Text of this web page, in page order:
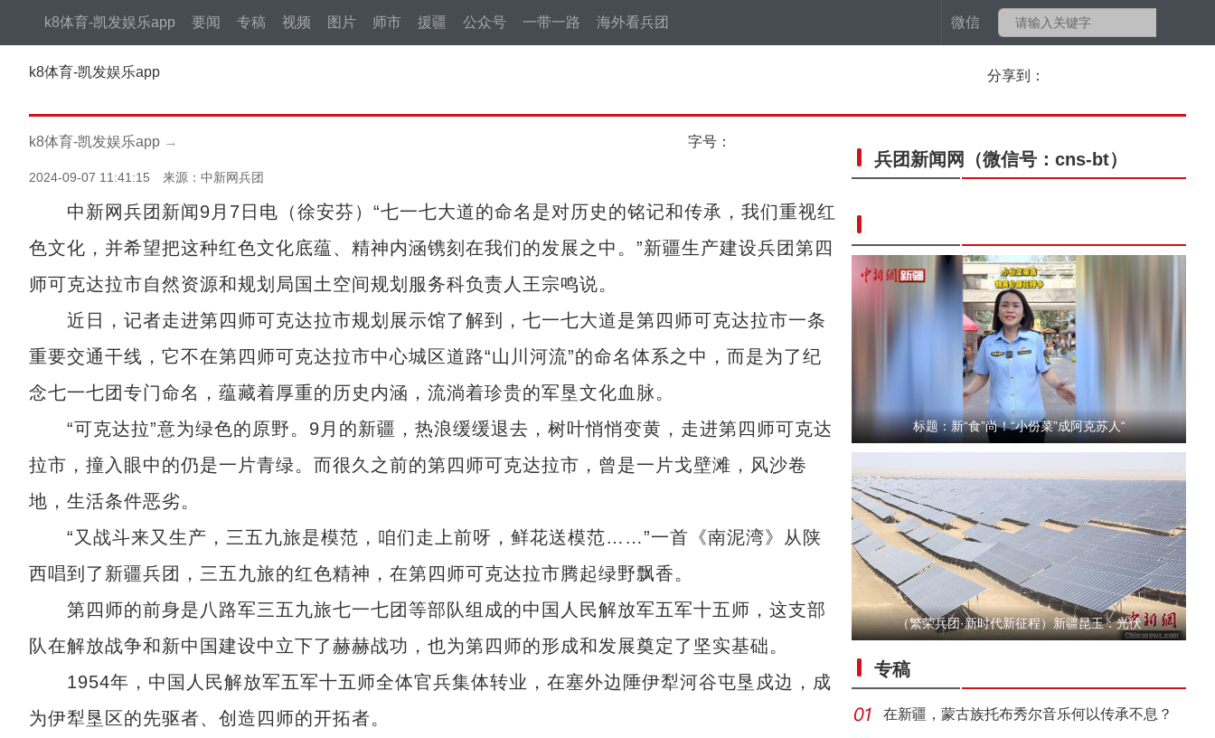
微信
k8体育-凯发娱乐app 要闻 专稿 视频 图片 师市 援疆 公众号 一带一路 海外看兵团
k8体育-凯发娱乐app 分享到：
k8体育-凯发娱乐app → 字号：
2024-09-07 11:41:15 来源：中新网兵团
中新网兵团新闻9月7日电（徐安芬）“七一七大道的命名是对历史的铭记和传承，我们重视红
色文化，并希望把这种红色文化底蕴、精神内涵镌刻在我们的发展之中。”新疆生产建设兵团第四
师可克达拉市自然资源和规划局国土空间规划服务科负责人王宗鸣说。
近日，记者走进第四师可克达拉市规划展示馆了解到，七一七大道是第四师可克达拉市一条
重要交通干线，它不在第四师可克达拉市中心城区道路“山川河流”的命名体系之中，而是为了纪
念七一七团专门命名，蕴藏着厚重的历史内涵，流淌着珍贵的军垦文化血脉。
“可克达拉”意为绿色的原野。9月的新疆，热浪缓缓退去，树叶悄悄变黄，走进第四师可克达
拉市，撞入眼中的仍是一片青绿。而很久之前的第四师可克达拉市，曾是一片戈壁滩，风沙卷
地，生活条件恶劣。
“又战斗来又生产，三五九旅是模范，咱们走上前呀，鲜花送模范……”一首《南泥湾》从陕
西唱到了新疆兵团，三五九旅的红色精神，在第四师可克达拉市腾起绿野飘香。
第四师的前身是八路军三五九旅七一七团等部队组成的中国人民解放军五军十五师，这支部
队在解放战争和新中国建设中立下了赫赫战功，也为第四师的形成和发展奠定了坚实基础。
1954年，中国人民解放军五军十五师全体官兵集体转业，在塞外边陲伊犁河谷屯垦戍边，成
为伊犁垦区的先驱者、创造四师的开拓者。
兵团新闻网 （微信号：cns-bt）
标题：新“食”尚！“小份菜”成阿克苏人“
“五一”假期，开都河天鹅湾迎客流高峰
（繁荣兵团·新时代新征程）新疆昆玉：光伏
专稿
在新疆，蒙古族托布秀尔音乐何以传承不息？